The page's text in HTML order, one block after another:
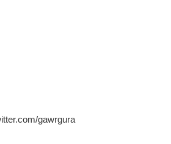
gawrgura